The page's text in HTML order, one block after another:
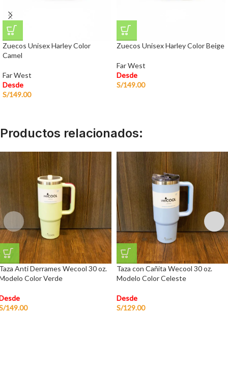
Zuecos Unisex Harley Color
Camel
Far West
Desde
S/149.00
Zuecos Unisex Harley Color Beige
Far West
Desde
S/149.00
Productos relacionados:
Anti Derrames Wecool 30 oz.
Color Verde
149.00
Taza con Cañita Wecool 30 oz.
Modelo Color Celeste
Desde
S/129.00